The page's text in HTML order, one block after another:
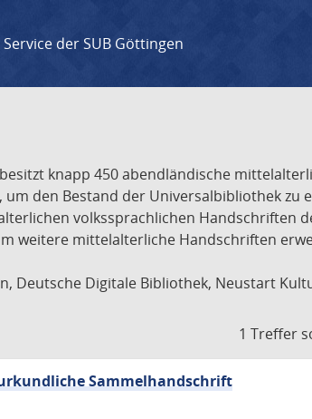
Service der SUB Göttingen
knapp 450 abendländische
den Bestand der Universalbibliothek zu
volkssprachlichen Handschriften
weitere mittelalterliche Handschriften
Deutsche Digitale Bibliothek, Neustart
1 Treffer
Sammelhandschrift